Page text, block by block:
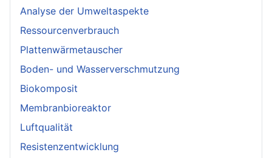
Analyse der Umweltaspekte
Ressourcenverbrauch
Plattenwärmetauscher
Boden- und Wasserverschmutzung
Biokomposit
Membranbioreaktor
Luftqualität
Resistenzentwicklung